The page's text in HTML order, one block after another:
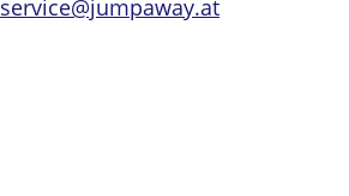
service@jumpaway.at